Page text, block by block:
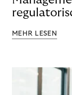
MEHR LESEN